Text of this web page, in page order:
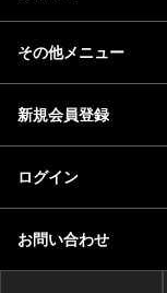
その他メニュー
新規会員登録
ログイン
お問い合わせ